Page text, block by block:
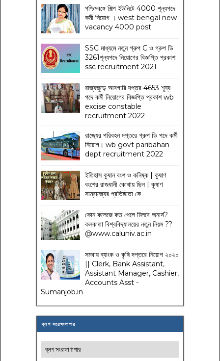
পশ্চিমবঙ্গে শিল্প ইউনিটে 4000 শূন্যপদে
কর্মী নিয়োগ । west bengal new
vacancy 4000 post
SSC মাধ্যমে নতুন গ্রুপ C ও গ্রুপ ডি
3261শূন্যপদে নিয়োগের বিজ্ঞপ্তি প্রকাশ
ssc recruitment 2021
রাজ্যজুড়ে আবগারি দপ্তর 4653 শূন্য
পদে কর্মী নিয়োগের বিজ্ঞপ্তি প্রকাশ wb
excise constable
recruitment 2022
রাজ্যের পরিবহন দপ্তরে গ্রুপ ডি পদে কর্মী
নিয়োগ। wb govt paribahan
dept recruitment 2022
ইতিহাস কুষান বংশ ও কনিষ্ক | কুষাণ
বংশের রাজধানী কোথায় ছিল | কুষাণ
সাম্রাজ্যের প্রতিষ্ঠাতা কে
কোন কলেজে কত পেলে মিলবে অনার্স?
কলকাতা বিশ্ববিদ্যালয়ের নতুন নিয়ম??
@www.caluniv.ac.in
সমবায় ব্যাংক ও কৃষি দপ্তরে নিয়োগ ২০২০
|| Clerk, Bank Assistant,
Assistant Manager, Cashier,
Accounts Asst -
Sumanjob.in
ব্লগ সংরক্ষাণাগার